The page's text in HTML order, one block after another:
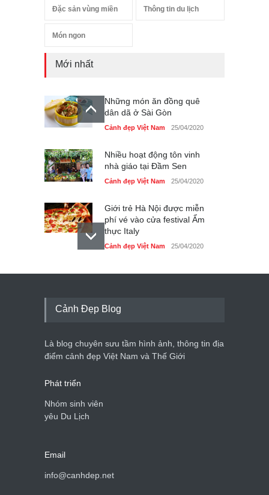
Đặc sản vùng miền Thông tin du lịch
Món ngon
Mới nhất
Những món ăn đồng quê
dân dã ở Sài Gòn
Cảnh đẹp Việt Nam 25/04/2020
Nhiều hoạt động tôn vinh
nhà giáo tại Đầm Sen
Cảnh đẹp Việt Nam 25/04/2020
Giới trẻ Hà Nội được miễn
phí vé vào cửa festival Ẩm
thực Italy
Cảnh đẹp Việt Nam 25/04/2020
Tam giác mạch khoe sắc
du lịch quốc gia
Cảnh đẹp Việt Nam 24/04/2020
Cảnh Đẹp Blog
Là blog chuyên sưu tầm hình ảnh, thông tin địa
điểm cảnh đẹp Việt Nam và Thế Giới
Phát triển
Nhóm sinh viên
yêu Du Lịch
Email
info@canhdep.net